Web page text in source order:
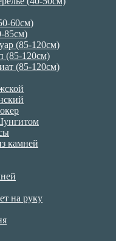
60см)
85см)
(85-120см)
(85-120см)
(85-120см)
камней
на руку